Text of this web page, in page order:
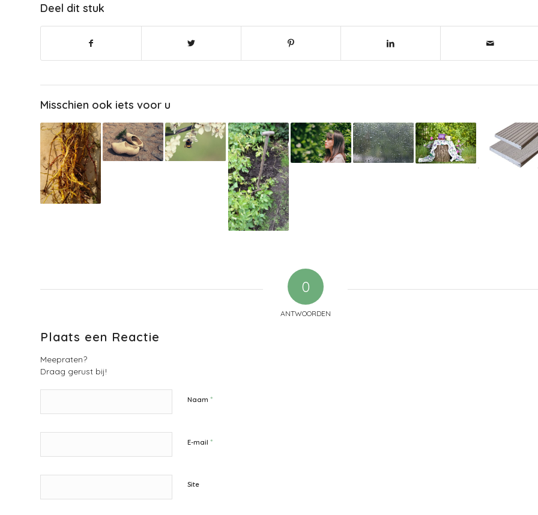
Deel dit stuk
Misschien ook iets voor u
0
ANTWOORDEN
Plaats een Reactie
Meepraten?
Draag gerust bij!
Naam *
E-mail *
Site